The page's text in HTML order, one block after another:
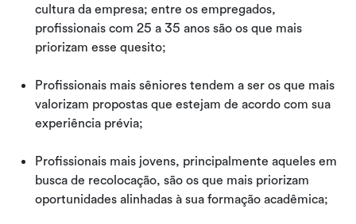
cultura da empresa; entre os empregados,
profissionais com 25 a 35 anos são os que mais
priorizam esse quesito;
Profissionais mais sêniores tendem a ser os que mais
valorizam propostas que estejam de acordo com sua
experiência prévia;
Profissionais mais jovens, principalmente aqueles em
busca de recolocação, são os que mais priorizam
oportunidades alinhadas à sua formação acadêmica;